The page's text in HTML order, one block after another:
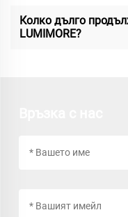
Колко дълго
LUMIMORE?